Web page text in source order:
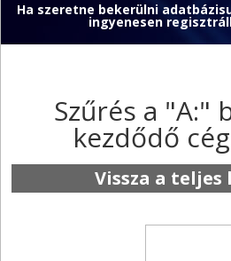
Ha szeretne bekerülni
ingyenesen
Szűrés a "A:"
kezdődő
Vissza a